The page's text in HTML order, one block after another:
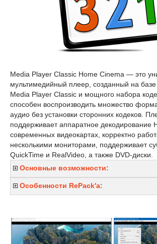
Media Player Classic Home Cinema — это
мультимедийный плеер, созданный на базе
Media Player Classic и мощного набора
способен воспроизводить множество
аудио без установки сторонних кодеков.
поддерживает аппаратное декодирование
современных видеокартах, корректно
несколькими мониторами, поддерживает
QuickTime и RealVideo, а также DVD-диски.
Основные возможности:
Особенности RePack'a: